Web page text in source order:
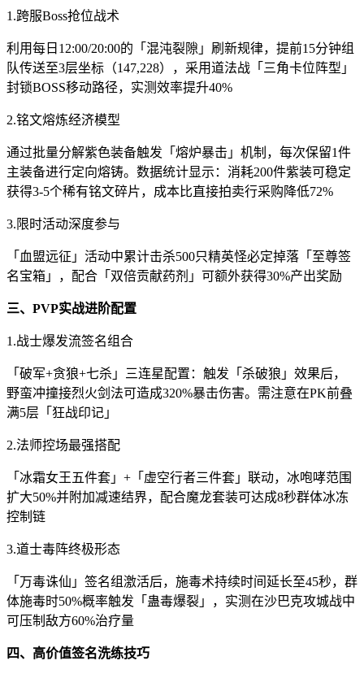
1.跨服Boss抢位战术
利用每日12:00/20:00的「混沌裂隙」刷新规律，提前15分钟组
队传送至3层坐标（147,228），采用道法战「三角卡位阵型」
封锁BOSS移动路径，实测效率提升40%
2.铭文熔炼经济模型
通过批量分解紫色装备触发「熔炉暴击」机制，每次保留1件
主装备进行定向熔铸。数据统计显示：消耗200件紫装可稳定
获得3-5个稀有铭文碎片，成本比直接拍卖行采购降低72%
3.限时活动深度参与
「血盟远征」活动中累计击杀500只精英怪必定掉落「至尊签
名宝箱」，配合「双倍贡献药剂」可额外获得30%产出奖励
三、PVP实战进阶配置
1.战士爆发流签名组合
「破军+贪狼+七杀」三连星配置：触发「杀破狼」效果后，
野蛮冲撞接烈火剑法可造成320%暴击伤害。需注意在PK前叠
满5层「狂战印记」
2.法师控场最强搭配
「冰霜女王五件套」+「虚空行者三件套」联动，冰咆哮范围
扩大50%并附加减速结界，配合魔龙套装可达成8秒群体冰冻
控制链
3.道士毒阵终极形态
「万毒诛仙」签名组激活后，施毒术持续时间延长至45秒，群
体施毒时50%概率触发「蛊毒爆裂」，实测在沙巴克攻城战中
可压制敌方60%治疗量
四、高价值签名洗练技巧